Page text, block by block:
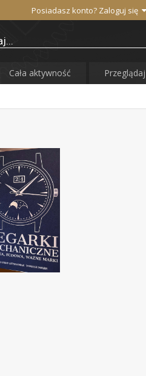
Posiadasz konto? Zaloguj się
Cała aktywność Przeglądaj